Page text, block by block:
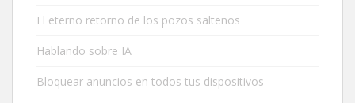
El eterno retorno de los pozos salteños
Hablando sobre IA
Bloquear anuncios en todos tus dispositivos